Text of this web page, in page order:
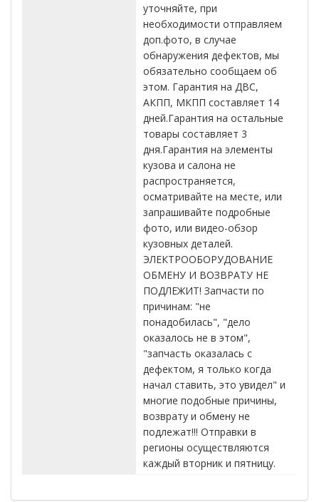
уточняйте, при
необходимости отправляем
доп.фото, в случае
обнаружения дефектов, мы
обязательно сообщаем об
этом. Гарантия на ДВС,
АКПП, МКПП составляет 14
дней.Гарантия на остальные
товары составляет 3
дня.Гарантия на элементы
кузова и салона не
распространяется,
осматривайте на месте, или
запрашивайте подробные
фото, или видео-обзор
кузовных деталей.
ЭЛЕКТРООБОРУДОВАНИЕ
ОБМЕНУ И ВОЗВРАТУ НЕ
ПОДЛЕЖИТ! Запчасти по
причинам: "не
понадобилась", "дело
оказалось не в этом",
"запчасть оказалась с
дефектом, я только когда
начал ставить, это увидел" и
многие подобные причины,
возврату и обмену не
подлежат!!! Отправки в
регионы осуществляются
каждый вторник и пятницу.